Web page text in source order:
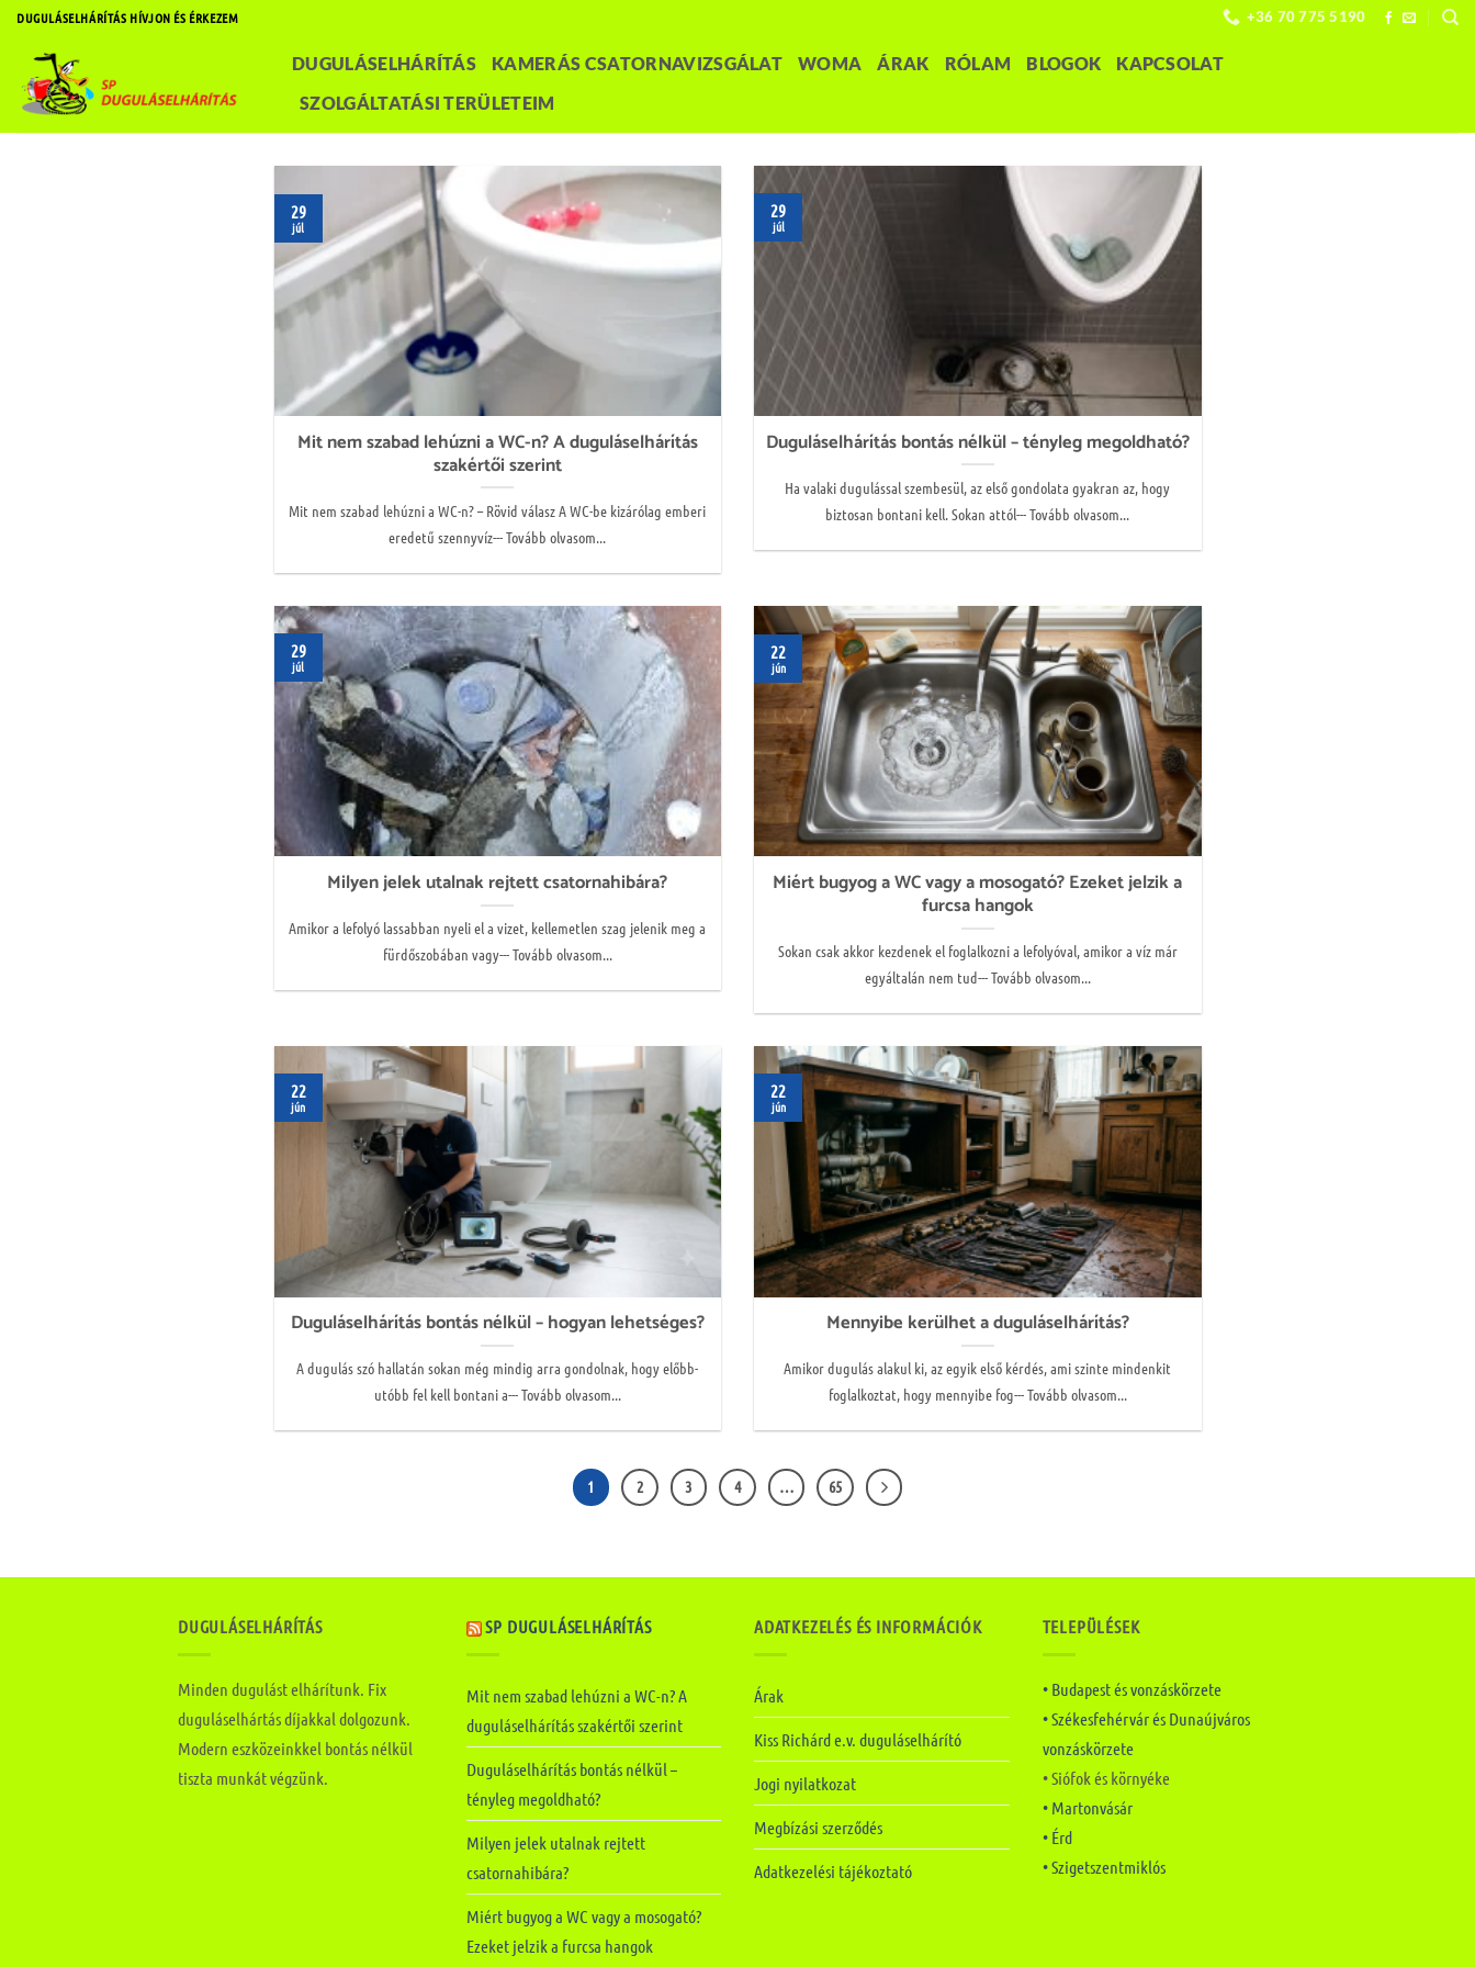
Skip
content
DUGULÁSELHÁRÍTÁS HÍVJON ÉS ÉRKEZEM +36 70 775 5190
DUGULÁSELHÁRÍTÁS KAMERÁS CSATORNAVIZSGÁLAT WOMA ÁRAK RÓLAM BLOGOK
KAPCSOLAT
SZOLGÁLTATÁSI TERÜLETEIM
Mit nem szabad lehúzni a WC-n? A duguláselhárítás
szakértői szerint
Mit nem szabad lehúzni a WC-n? – Rövid válasz A WC-be kizárólag emberi
eredetű szennyvíz--- Tovább olvasom...
29
júl
Duguláselhárítás bontás nélkül – tényleg megoldható?
Ha valaki dugulással szembesül, az első gondolata gyakran az, hogy
biztosan bontani kell. Sokan attól--- Tovább olvasom...
29
júl
Milyen jelek utalnak rejtett csatornahibára?
Amikor a lefolyó lassabban nyeli el a vizet, kellemetlen szag jelenik meg a
fürdőszobában vagy--- Tovább olvasom...
29
júl
Miért bugyog a WC vagy a mosogató? Ezeket jelzik a
furcsa hangok
Sokan csak akkor kezdenek el foglalkozni a lefolyóval, amikor a víz már
egyáltalán nem tud--- Tovább olvasom...
22
jún
Duguláselhárítás bontás nélkül – hogyan lehetséges?
A dugulás szó hallatán sokan még mindig arra gondolnak, hogy előbb-
utóbb fel kell bontani a--- Tovább olvasom...
22
jún
Mennyibe kerülhet a duguláselhárítás?
Amikor dugulás alakul ki, az egyik első kérdés, ami szinte mindenkit
foglalkoztat, hogy mennyibe fog--- Tovább olvasom...
22
jún
1 2 3 4 … 65
DUGULÁSELHÁRÍTÁS
Minden dugulást elhárítunk. Fix
duguláselhártás díjakkal dolgozunk.
Modern eszközeinkkel bontás nélkül
tiszta munkát végzünk.
SP DUGULÁSELHÁRÍTÁS
Mit nem szabad lehúzni a WC-n? A
duguláselhárítás szakértői szerint
Duguláselhárítás bontás nélkül –
tényleg megoldható?
Milyen jelek utalnak rejtett
csatornahibára?
Miért bugyog a WC vagy a mosogató?
Ezeket jelzik a furcsa hangok
ADATKEZELÉS ÉS INFORMÁCIÓK
Árak
Kiss Richárd e.v. duguláselhárító
Jogi nyilatkozat
Megbízási szerződés
Adatkezelési tájékoztató
TELEPÜLÉSEK
• Budapest és vonzáskörzete
• Székesfehérvár és Dunaújváros
vonzáskörzete
• Siófok és környéke
• Martonvásár
• Érd
• Szigetszentmiklós